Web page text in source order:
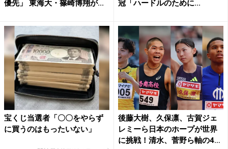
優先」 東海大・篠崎博翔が...
冠「ハードルのために...
宝くじ当選者「〇〇をやらず
に買うのはもったいない」
後藤大樹、久保凛、古賀ジェ
レミーら日本のホープが世界
に挑戦！清水、菅野ら軸の4